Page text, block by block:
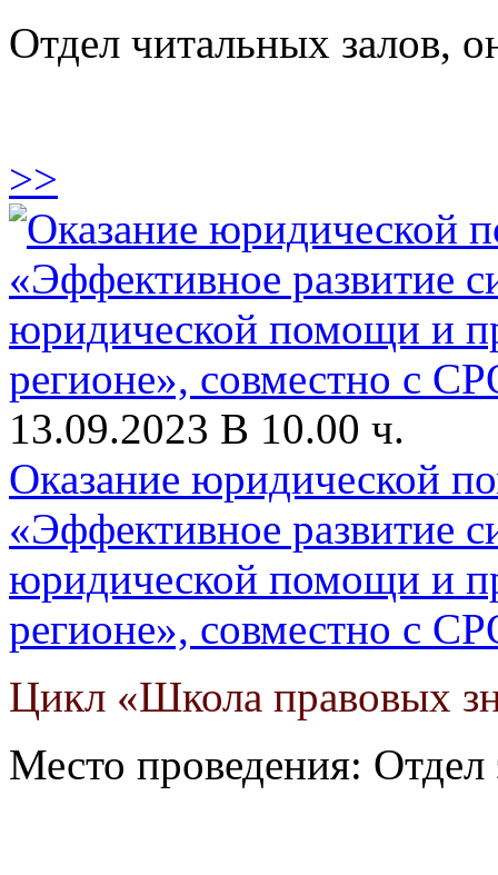
Отдел читальных залов,
>>
13.09.2023 В 10.00 ч.
Оказание юридической
«Эффективное развитие
юридической помощи и
регионе», совместно с
Цикл «Школа правовых
Место проведения: Отдел